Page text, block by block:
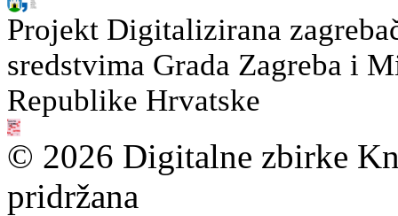
Projekt Digitalizirana
sredstvima Grada Zagreba i
Republike Hrvatske
© 2026 Digitalne zbirke
pridržana